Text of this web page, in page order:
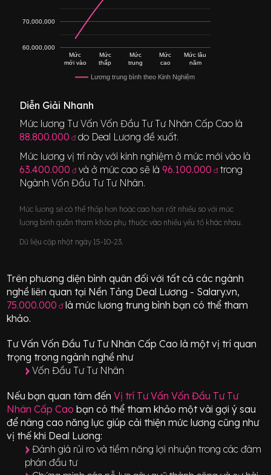
Lương trung bình theo Kinh Nghiệm
Mức
mới vào
Mức
thấp
Mức
trung
Mức
cao
Mức lâu
năm
60,000,000
70,000,000
Diễn Giải Nhanh
Mức lươngTư Vấn Vốn Đầu Tư Tư Nhân Cấp Cao là
88.800.000 đdo Deal Lương đề xuất.
Mức lương vị trí này với kinh nghiệm ở mức mới vào là
63.400.000 đ và ở mức cao sẽ là96.100.000 đ trong
NgànhVốn Đầu Tư Tư Nhân.
Mức lương sẽ có thể thấp hơn hoặc cao hơn rất nhiều so với mức
lương bình quân tham khảo phụ thuộc vào nhiều yếu tố khác nhau.
Dữ liệu cập nhật ngày 15-10-23.
Trên phương diện bình quân đối với tất cả các ngành
nghề liên quan tại Nền Tảng Deal Lương - Salary.vn,
75.000.000 đlà mức lương trung bình bạn có thể tham
khảo.
Tư Vấn Vốn Đầu Tư Tư Nhân Cấp Cao là một vị tríquan
trọng trong ngành nghề như
Vốn Đầu Tư Tư Nhân
Nếu bạn quan tâm đến Vị trí Tư Vấn Vốn Đầu Tư Tư
Nhân Cấp Cao bạn có thể tham khảo một vài gợi ý sau
để nâng cao năng lực giúp cải thiện mức lương cũng như
vị thế khi Deal Lương:
Đánh giá rủi ro và tiềm năng lợi nhuận trong các đàm
phán đầu tư